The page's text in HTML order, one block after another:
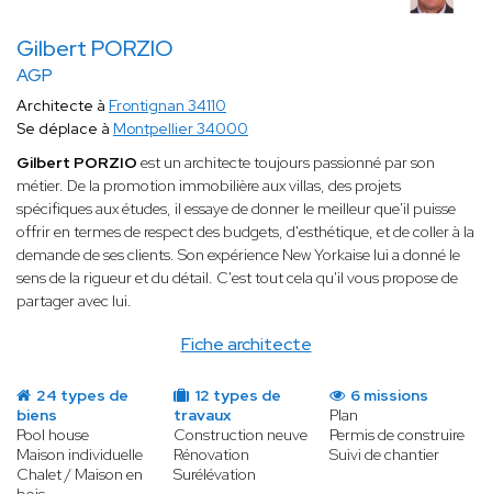
Gilbert PORZIO
AGP
Fiche architecte
Architecte à Frontignan 34110
Se déplace à Montpellier 34000
Gilbert PORZIO est un architecte toujours passionné par son
métier. De la promotion immobilière aux villas, des projets
spécifiques aux études, il essaye de donner le meilleur que'il puisse
offrir en termes de respect des budgets, d'esthétique, et de coller à la
demande de ses clients. Son expérience New Yorkaise lui a donné le
sens de la rigueur et du détail. C'est tout cela qu'il vous propose de
partager avec lui.
24 types de
biens
Pool house
Maison individuelle
Chalet / Maison en
12 types de
travaux
Construction neuve
Rénovation
Surélévation
6 missions
Plan
Permis de construire
Suivi de chantier